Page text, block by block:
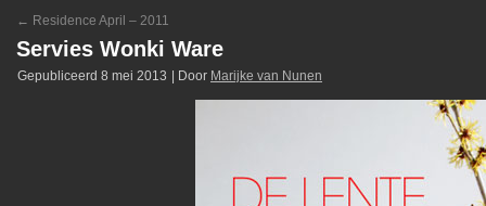
← Residence April – 2011
Servies Wonki Ware
Gepubliceerd 8 mei 2013 Door Marijke van Nunen